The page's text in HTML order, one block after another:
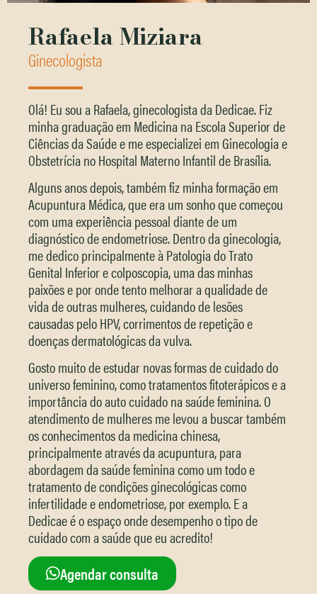
Rafaela Miziara
Ginecologista
Olá! Eu sou a Rafaela, ginecologista da Dedicae. Fiz
minha graduação em Medicina na Escola Superior de
Ciências da Saúde e me especializei em Ginecologia e
Obstetrícia no Hospital Materno Infantil de Brasília.
Alguns anos depois, também fiz minha formação em
Acupuntura Médica, que era um sonho que começou
com uma experiência pessoal diante de um
diagnóstico de endometriose. Dentro da ginecologia,
me dedico principalmente à Patologia do Trato
Genital Inferior e colposcopia, uma das minhas
paixões e por onde tento melhorar a qualidade de
vida de outras mulheres, cuidando de lesões
causadas pelo HPV, corrimentos de repetição e
doenças dermatológicas da vulva.
Gosto muito de estudar novas formas de cuidado do
universo feminino, como tratamentos fitoterápicos e a
importância do auto cuidado na saúde feminina. O
atendimento de mulheres me levou a buscar também
os conhecimentos da medicina chinesa,
principalmente através da acupuntura, para
abordagem da saúde feminina como um todo e
tratamento de condições ginecológicas como
infertilidade e endometriose, por exemplo. E a
Dedicae é o espaço onde desempenho o tipo de
cuidado com a saúde que eu acredito!
Agendar consulta